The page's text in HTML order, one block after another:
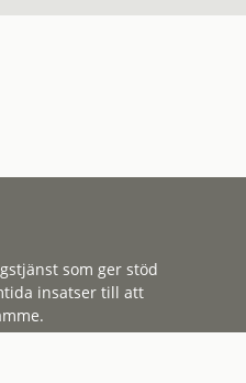
som ger stöd
insatser till att